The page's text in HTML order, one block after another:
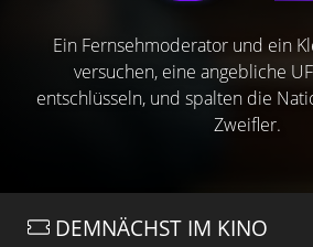
Ein Fernsehmoderator und ein
versuchen, eine angebliche
entschlüsseln, und spalten die
Zweifler.
DEMNÄCHST IM KINO